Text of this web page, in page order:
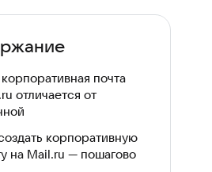
почта
отличается от
корпоративную
на Mail.ru — пошагово